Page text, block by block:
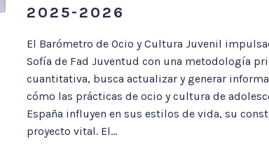
2025-2026
El Barómetro de Ocio y Cultura Juvenil
Sofía de Fad Juventud con una metodología
cuantitativa, busca actualizar y generar
cómo las prácticas de ocio y cultura de
España influyen en sus estilos de vida, su
proyecto vital. El...